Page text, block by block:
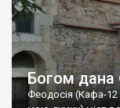
Богом дана
Феодосія (Кафа-12